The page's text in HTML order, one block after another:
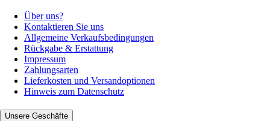
Über uns?
Kontaktieren Sie uns
Allgemeine Verkaufsbedingungen
Rückgabe & Erstattung
Impressum
Zahlungsarten
Lieferkosten und Versandoptionen
Hinweis zum Datenschutz
Unsere Geschäfte